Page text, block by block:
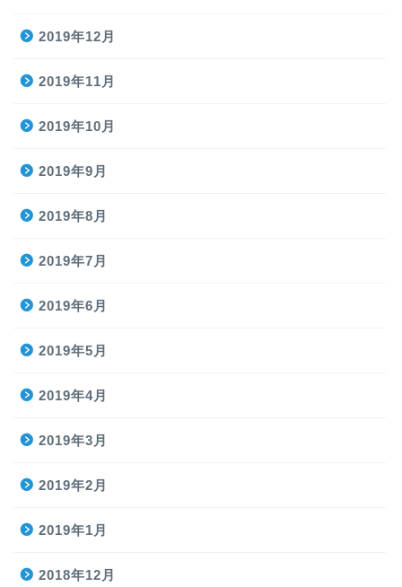
2019年12月
2019年11月
2019年10月
2019年9月
2019年8月
2019年7月
2019年6月
2019年5月
2019年4月
2019年3月
2019年2月
2019年1月
2018年12月